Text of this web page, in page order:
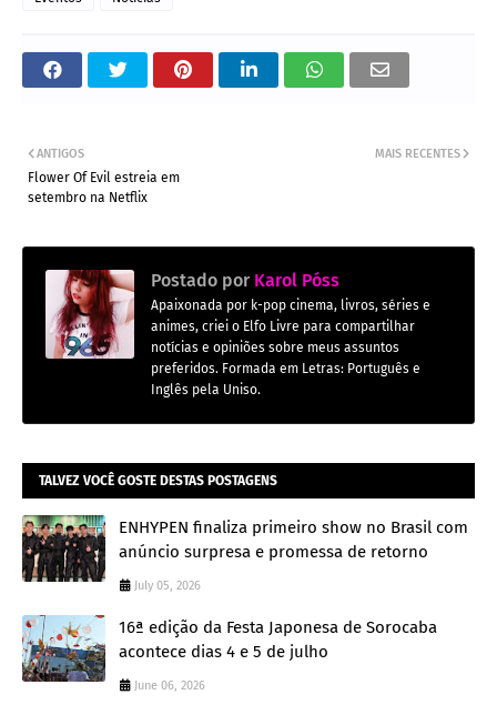
MAIS RECENTES
ANTIGOS
Flower Of Evil estreia em
setembro na Netflix
Postado por Karol Póss
Apaixonada por k-pop cinema, livros, séries e
animes, criei o Elfo Livre para compartilhar
notícias e opiniões sobre meus assuntos
preferidos. Formada em Letras: Português e
Inglês pela Uniso.
TALVEZ VOCÊ GOSTE DESTAS POSTAGENS
ENHYPEN finaliza primeiro show no Brasil com
anúncio surpresa e promessa de retorno
July 05, 2026
16ª edição da Festa Japonesa de Sorocaba
acontece dias 4 e 5 de julho
June 06, 2026